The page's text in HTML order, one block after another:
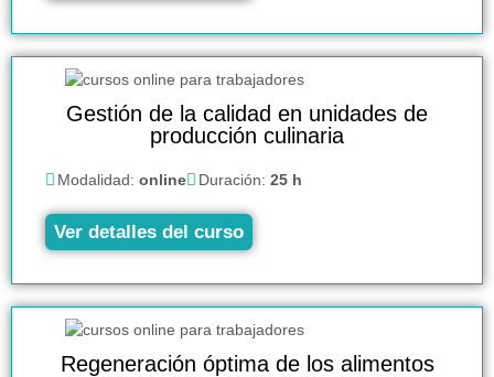
Gestión de la calidad en unidades de
producción culinaria
Modalidad: online Duración: 25 h
Ver detalles del curso
Regeneración óptima de los alimentos